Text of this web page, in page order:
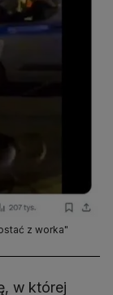
z worka"
w której